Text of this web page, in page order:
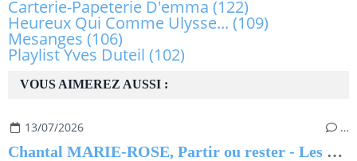
VOUS AIMEREZ AUSSI :
13/07/2026 …
Chantal MARIE-ROSE, Partir ou rester - Les clés pour évoluer professionnellement sans regret
Carterie-Papeterie D'emma (122)
Heureux Qui Comme Ulysse... (109)
Mesanges (106)
Playlist Yves Duteil (102)